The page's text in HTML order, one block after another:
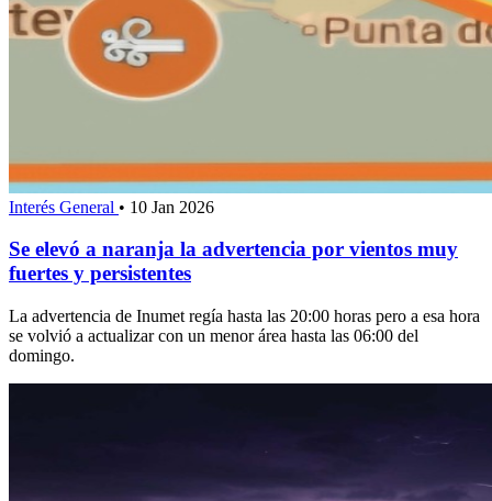
Interés General • 10 Jan 2026
Se elevó a naranja la advertencia por vientos muy
fuertes y persistentes
La advertencia de Inumet regía hasta las 20:00 horas pero a esa hora
se volvió a actualizar con un menor área hasta las 06:00 del
domingo.